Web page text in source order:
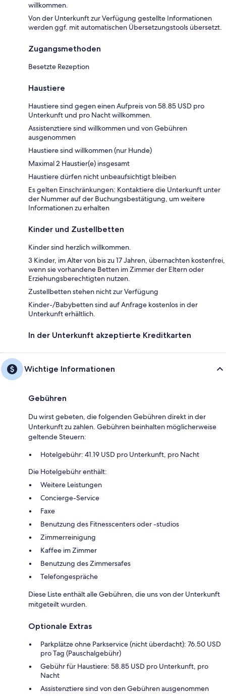
willkommen.
Von der Unterkunft zur Verfügung gestellte Informationen
werden ggf. mit automatischen Übersetzungstools übersetzt.
Zugangsmethoden
Besetzte Rezeption
Haustiere
Haustiere sind gegen einen Aufpreis von 58.85 USD pro
Unterkunft und pro Nacht willkommen.
Assistenztiere sind willkommen und von Gebühren
ausgenommen
Haustiere sind willkommen (nur Hunde)
Maximal 2 Haustier(e) insgesamt
Haustiere dürfen nicht unbeaufsichtigt bleiben
Es gelten Einschränkungen: Kontaktiere die Unterkunft unter
der Nummer auf der Buchungsbestätigung, um weitere
Informationen zu erhalten
Kinder und Zustellbetten
Kinder sind herzlich willkommen.
3 Kinder, im Alter von bis zu 17 Jahren, übernachten kostenfrei,
wenn sie vorhandene Betten im Zimmer der Eltern oder
Erziehungsberechtigten nutzen.
Zustellbetten stehen nicht zur Verfügung
Kinder-/Babybetten sind auf Anfrage kostenlos in der
Unterkunft erhältlich.
In der Unterkunft akzeptierte Kreditkarten
Wichtige Informationen
Gebühren
Du wirst gebeten, die folgenden Gebühren direkt in der
Unterkunft zu zahlen. Gebühren beinhalten möglicherweise
geltende Steuern:
Hotelgebühr: 41.19 USD pro Unterkunft, pro Nacht
Die Hotelgebühr enthält:
Weitere Leistungen
Concierge-Service
Faxe
Benutzung des Fitnesscenters oder -studios
Zimmerreinigung
Kaffee im Zimmer
Benutzung des Zimmersafes
Telefongespräche
Diese Liste enthält alle Gebühren, die uns von der Unterkunft
mitgeteilt wurden.
Optionale Extras
Parkplätze ohne Parkservice (nicht überdacht): 76.50 USD
pro Tag (Pauschalgebühr)
Gebühr für Haustiere: 58.85 USD pro Unterkunft, pro
Nacht
Assistenztiere sind von den Gebühren ausgenommen